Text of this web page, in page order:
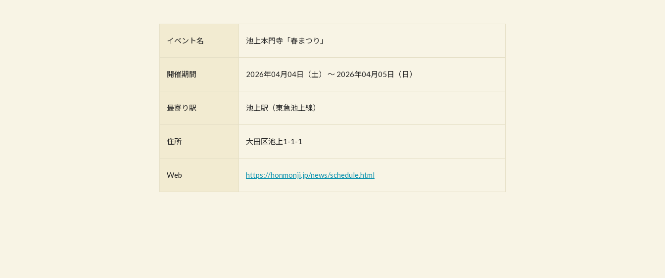
イベント名 池上本門寺「春まつり」
開催期間 2026年04月04日（土） 〜 2026年04月05日（日）
最寄り駅 池上駅（東急池上線）
住所 大田区池上1-1-1
Web https://honmonji.jp/news/schedule.html